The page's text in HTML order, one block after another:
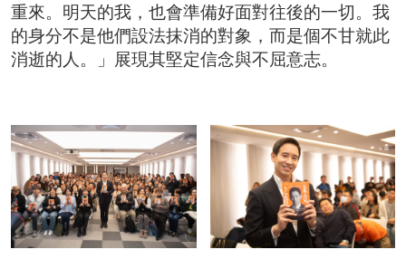
重來。明天的我，也會準備好面對往後的一切。我
的身分不是他們設法抹消的對象，而是個不甘就此
消逝的人。」展現其堅定信念與不屈意志。